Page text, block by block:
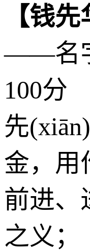
【钱先
——名
100分
先
金，用
前进、
之义；